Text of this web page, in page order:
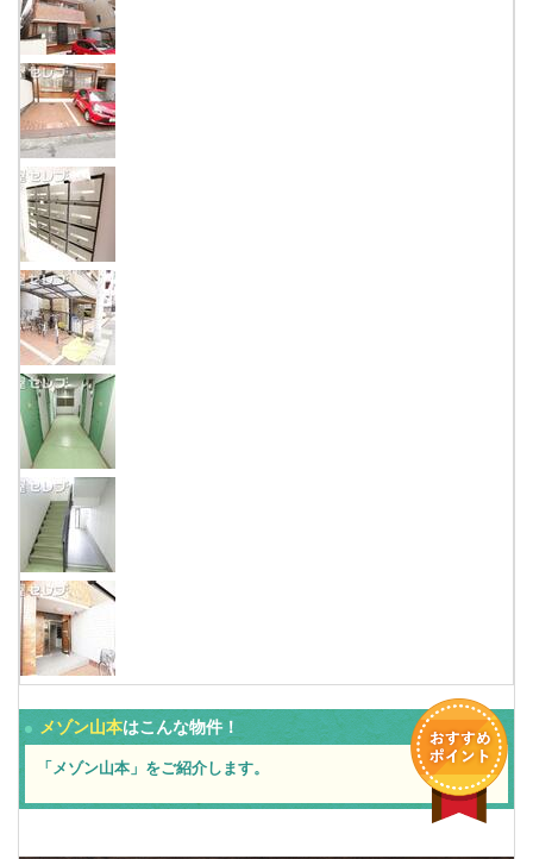
メゾン山本はこんな物件！
「メゾン山本」をご紹介します。